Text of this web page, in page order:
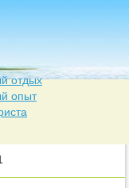
отдых
опыт